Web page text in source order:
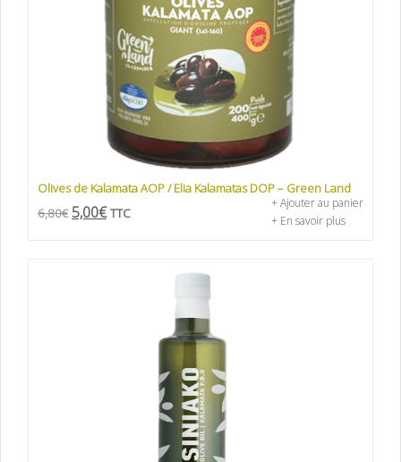
Olives de Kalamata AOP / Elia Kalamatas DOP – Green Land
6,80€ 5,00€ TTC
+ Ajouter au panier
+ En savoir plus